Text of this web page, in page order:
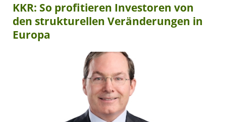
KKR: So profitieren Investoren von
den strukturellen Veränderungen in
Europa